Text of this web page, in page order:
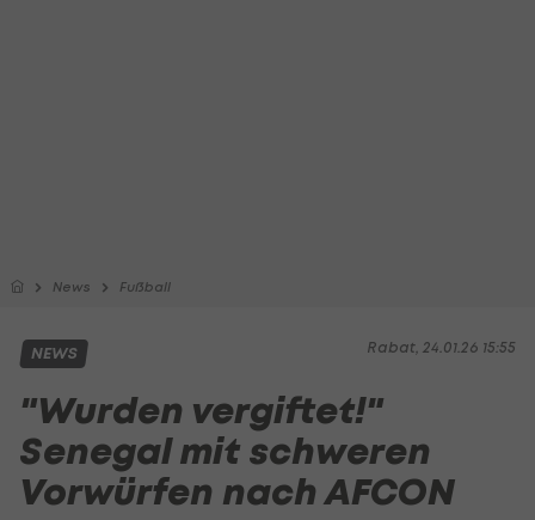
News Fußball
Rabat, 24.01.26 15:55
NEWS
"Wurden vergiftet!"
Senegal mit schweren
Vorwürfen nach AFCON